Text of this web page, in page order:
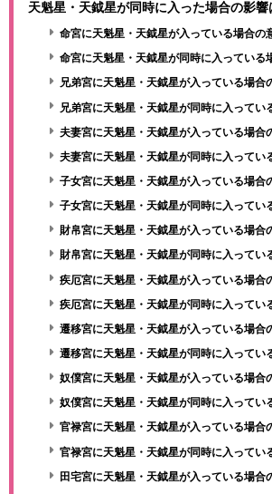
天魁星・天鉞星が同時に入った場合の影響
命宮に天魁星・天鉞星が入っている場合の
命宮に天魁星・天鉞星が同時に入っている
兄弟宮に天魁星・天鉞星が入っている場合
兄弟宮に天魁星・天鉞星が同時に入ってい
夫妻宮に天魁星・天鉞星が入っている場合
夫妻宮に天魁星・天鉞星が同時に入ってい
子女宮に天魁星・天鉞星が入っている場合
子女宮に天魁星・天鉞星が同時に入ってい
財帛宮に天魁星・天鉞星が入っている場合
財帛宮に天魁星・天鉞星が同時に入ってい
疾厄宮に天魁星・天鉞星が入っている場合
疾厄宮に天魁星・天鉞星が同時に入ってい
遷移宮に天魁星・天鉞星が入っている場合
遷移宮に天魁星・天鉞星が同時に入ってい
奴僕宮に天魁星・天鉞星が入っている場合
奴僕宮に天魁星・天鉞星が同時に入ってい
官禄宮に天魁星・天鉞星が入っている場合
官禄宮に天魁星・天鉞星が同時に入ってい
田宅宮に天魁星・天鉞星が入っている場合